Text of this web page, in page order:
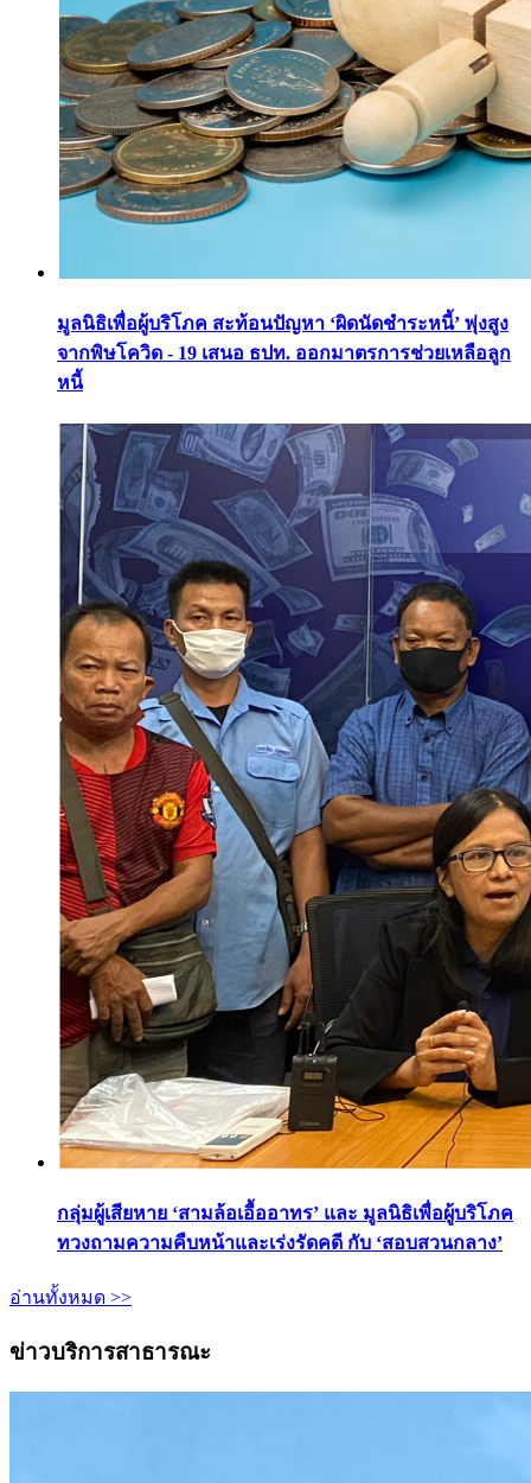
มูลนิธิเพื่อผู้บริโภค สะท้อนปัญหา ‘ผิดนัดชำระหนี้’ พุ่งสูง
จากพิษโควิด - 19 เสนอ ธปท. ออกมาตรการช่วยเหลือลูก
หนี้
กลุ่มผู้เสียหาย ‘สามล้อเอื้ออาทร’ และ มูลนิธิเพื่อผู้บริโภค
ทวงถามความคืบหน้าและเร่งรัดคดี กับ ‘สอบสวนกลาง’
อ่านทั้งหมด >>
ข่าวบริการสาธารณะ